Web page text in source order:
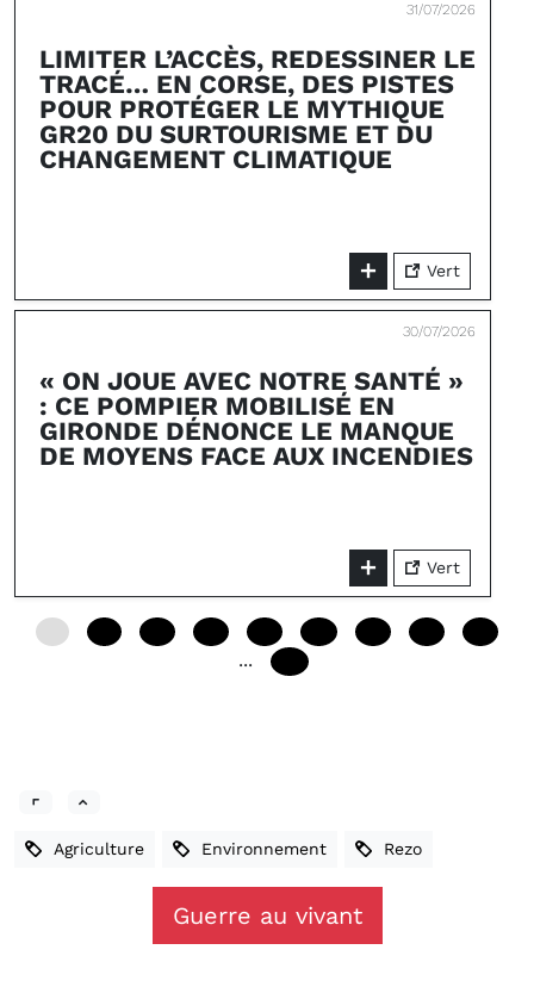
31/07/2026
LIMITER L’ACCÈS, REDESSINER LE
TRACÉ… EN CORSE, DES PISTES
POUR PROTÉGER LE MYTHIQUE
GR20 DU SURTOURISME ET DU
CHANGEMENT CLIMATIQUE
Vert
30/07/2026
« ON JOUE AVEC NOTRE SANTÉ »
: CE POMPIER MOBILISÉ EN
GIRONDE DÉNONCE LE MANQUE
DE MOYENS FACE AUX INCENDIES
Vert
...
Agriculture Environnement Rezo
Guerre au vivant